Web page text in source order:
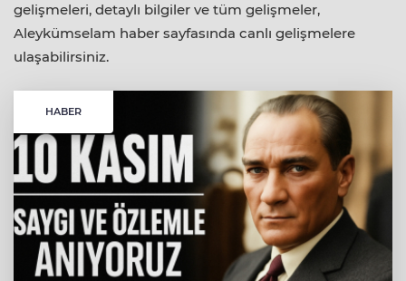
gelişmeleri, detaylı bilgiler ve tüm gelişmeler,
Aleykümselam haber sayfasında canlı gelişmelere
ulaşabilirsiniz.
HABER